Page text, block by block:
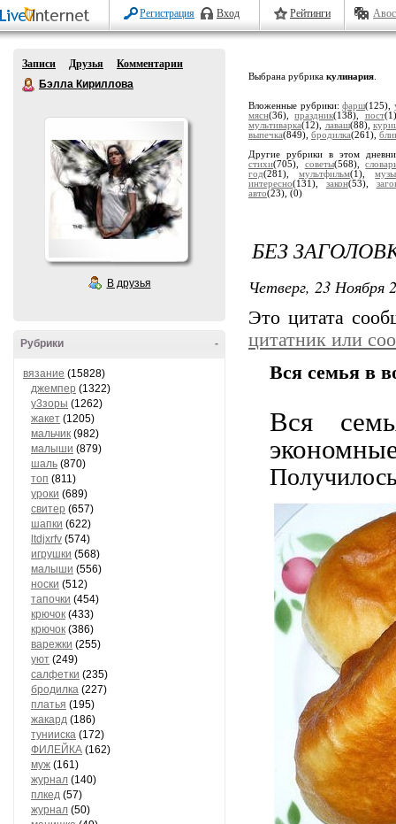
Регистрация Вход Рейтинги
Записи Друзья
Комментарии
Бэлла Кириллова
В друзья
-
Рубрики
вязание (15828)
джемпер (1322)
у3зоры (1262)
жакет (1205)
мальчик (982)
малыши (879)
шаль (870)
топ (811)
уроки (689)
свитер (657)
шапки (622)
ltdjxrfv (574)
игрушки (568)
малыши (556)
носки (512)
тапочки (454)
крючок (433)
крючок (386)
варежки (255)
уют (249)
салфетки (235)
бродилка (227)
платья (195)
жакард (186)
тунииска (172)
ФИЛЕЙКА (162)
муж (161)
журнал (140)
плкед (57)
журнал (50)
Выбрана рубрика кулинария
Вложенные рубрики:фарш(125),
мясн(36),праздник(138), пост
мультиварка(12), лаваш(88),
выпечка(849), бродилка(261),
Другие рубрики в этом
стихи(705), советы(568),
год(281),мультфильм(1),
интересно(131), закон(53),
авто(23), (0)
БЕЗ
Четверг, 23 Ноября
Это цитата
цитатник или
Вся семья в
Вся